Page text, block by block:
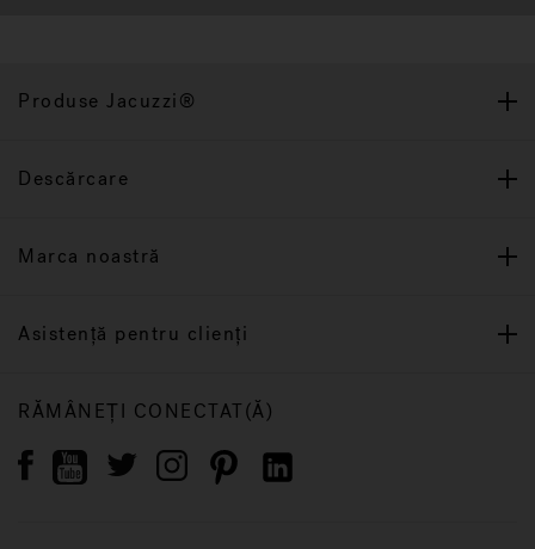
Produse Jacuzzi®
Descărcare
Marca noastră
Asistență pentru clienți
RĂMÂNEȚI CONECTAT(Ă)